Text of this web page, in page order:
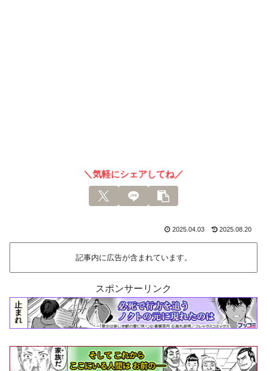
＼気軽にシェアしてね／
2025.04.03 2025.08.20
記事内に広告が含まれています。
スポンサーリンク